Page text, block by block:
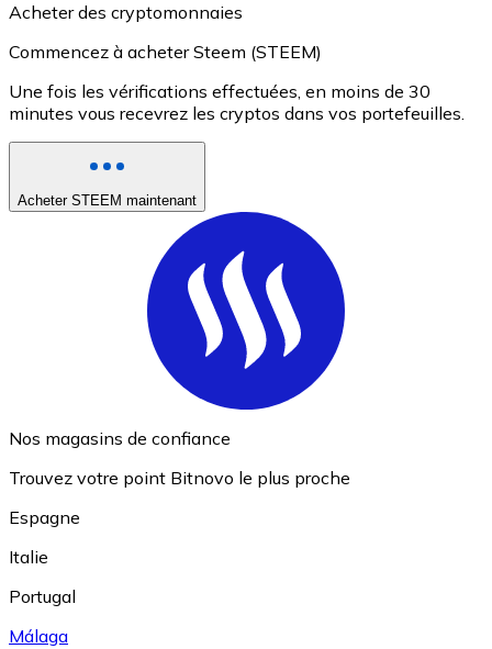
Acheter des cryptomonnaies
Commencez à acheter Steem (STEEM)
Une fois les vérifications effectuées, en moins de 30
minutes vous recevrez les cryptos dans vos portefeuilles.
Acheter STEEM maintenant
Nos magasins de confiance
Trouvez votre point Bitnovo le plus proche
Espagne
Italie
Portugal
Málaga